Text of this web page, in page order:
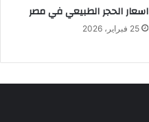
اسعار الحجر الطبيعي في مصر
25 فبراير، 2026